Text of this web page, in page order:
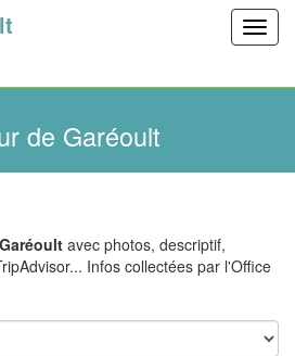
de Garéoult
Garéoult avec photos, descriptif,
Infos collectées par l'Office